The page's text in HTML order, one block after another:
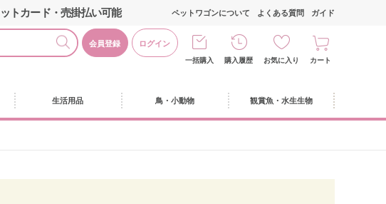
トカード・売掛払い可能
会員登録 ログイン
ペットワゴンについて よくある質問 ガイド
一括購入 購入履歴 お気に入り カート
生活用品 鳥・小動物 観賞魚・水生生物